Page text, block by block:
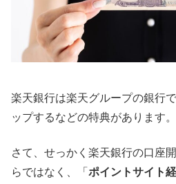
楽天銀行は楽天グループの銀行
ップするなどの特典があります。
さて、せっかく楽天銀行の口座
らではなく、「 ポイントサイト